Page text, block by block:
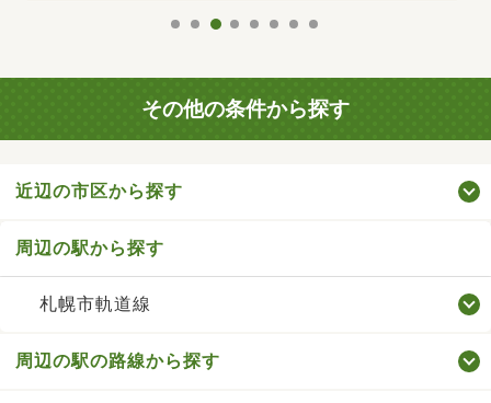
その他の条件から探す
近辺の市区から探す
周辺の駅から探す
札幌市軌道線
周辺の駅の路線から探す